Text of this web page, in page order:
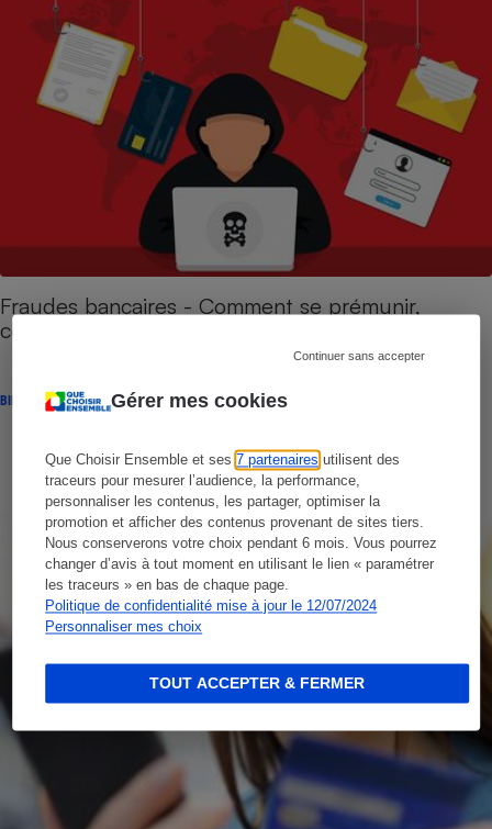
Gérer mes cookies
Que Choisir Ensemble et ses7 partenaires utilisent des
traceurs pour mesurer l’audience, la performance,
personnaliser les contenus, les partager, optimiser la
promotion et afficher des contenus provenant de sites tiers.
Nous conserverons votre choix pendant 6 mois. Vous pourrez
changer d’avis à tout moment en utilisant le lien « paramétrer
les traceurs » en bas de chaque page.
Politique de confidentialité mise à jour le 12/07/2024
Personnaliser mes choix
Continuer sans accepter
TOUT ACCEPTER & FERMER
Fraudes bancaires - Comment se prémunir,
comment réagir
BILLET DE LA PRÉSIDENTE